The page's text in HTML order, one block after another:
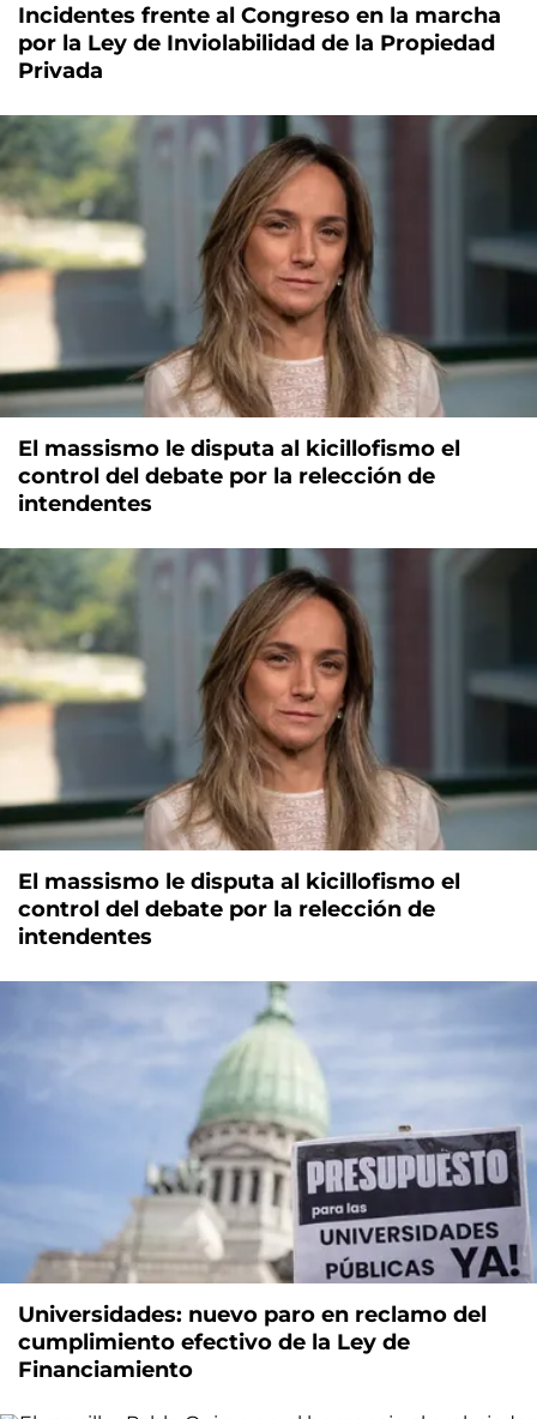
Incidentes frente al Congreso en la marcha
por la Ley de Inviolabilidad de la Propiedad
Privada
El massismo le disputa al kicillofismo el
control del debate por la relección de
intendentes
El massismo le disputa al kicillofismo el
control del debate por la relección de
intendentes
Universidades: nuevo paro en reclamo del
cumplimiento efectivo de la Ley de
Financiamiento